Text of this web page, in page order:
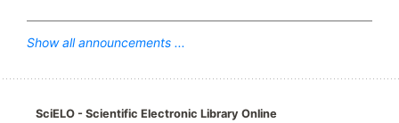
Show all announcements ...
SciELO - Scientific Electronic Library Online